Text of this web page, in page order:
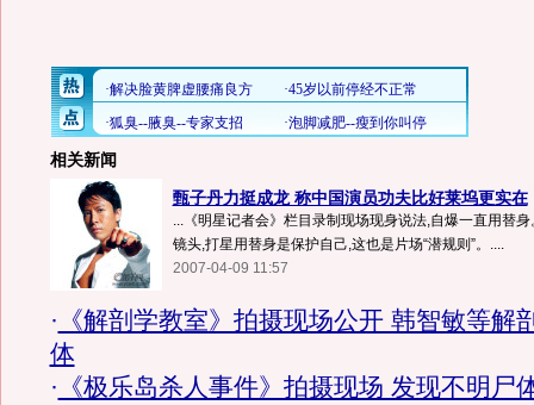
相关新闻
甄子丹力挺成龙 称中国演员功夫比好莱坞更实在
...《明星记者会》栏目录制现场现身说法,自爆一直用替
镜头,打星用替身是保护自己,这也是片场“潜规则”。....
2007-04-09 11:57
· 《解剖学教室》拍摄现场公开 韩智敏等解
体
· 《极乐岛杀人事件》拍摄现场 发现不明尸